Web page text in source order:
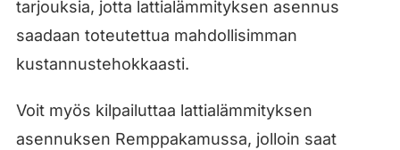
tarjouksia, jotta lattialämmityksen asennus
saadaan toteutettua mahdollisimman
kustannustehokkaasti.
Voit myös kilpailuttaa lattialämmityksen
asennuksen Remppakamussa, jolloin saat